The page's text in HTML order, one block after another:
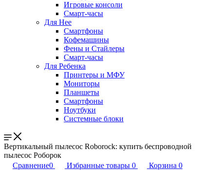
Игровые консоли
Смарт-часы
Для Нее
Смартфоны
Кофемашины
Фены и Стайлеры
Смарт-часы
Для Ребенка
Принтеры и МФУ
Мониторы
Планшеты
Смартфоны
Ноутбуки
Системные блоки
Вертикальный пылесос Roborock: купить беспроводной
пылесос Роборок
Сравнение0 Избранные товары 0 Корзина 0